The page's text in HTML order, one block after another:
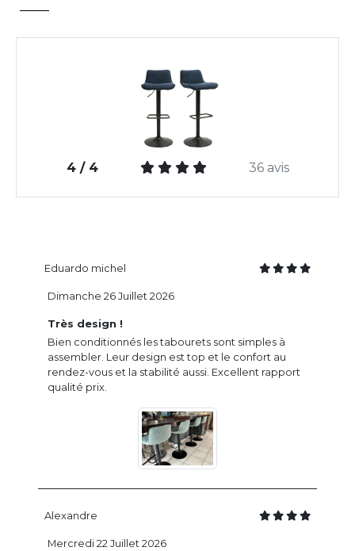
4 / 4 36 avis
Eduardo michel
Très design !
Bien conditionnés les tabourets sont simples à
assembler. Leur design est top et le confort au
rendez-vous et la stabilité aussi. Excellent rapport
qualité prix.
Dimanche 26 Juillet 2026
Alexandre
Mercredi 22 Juillet 2026